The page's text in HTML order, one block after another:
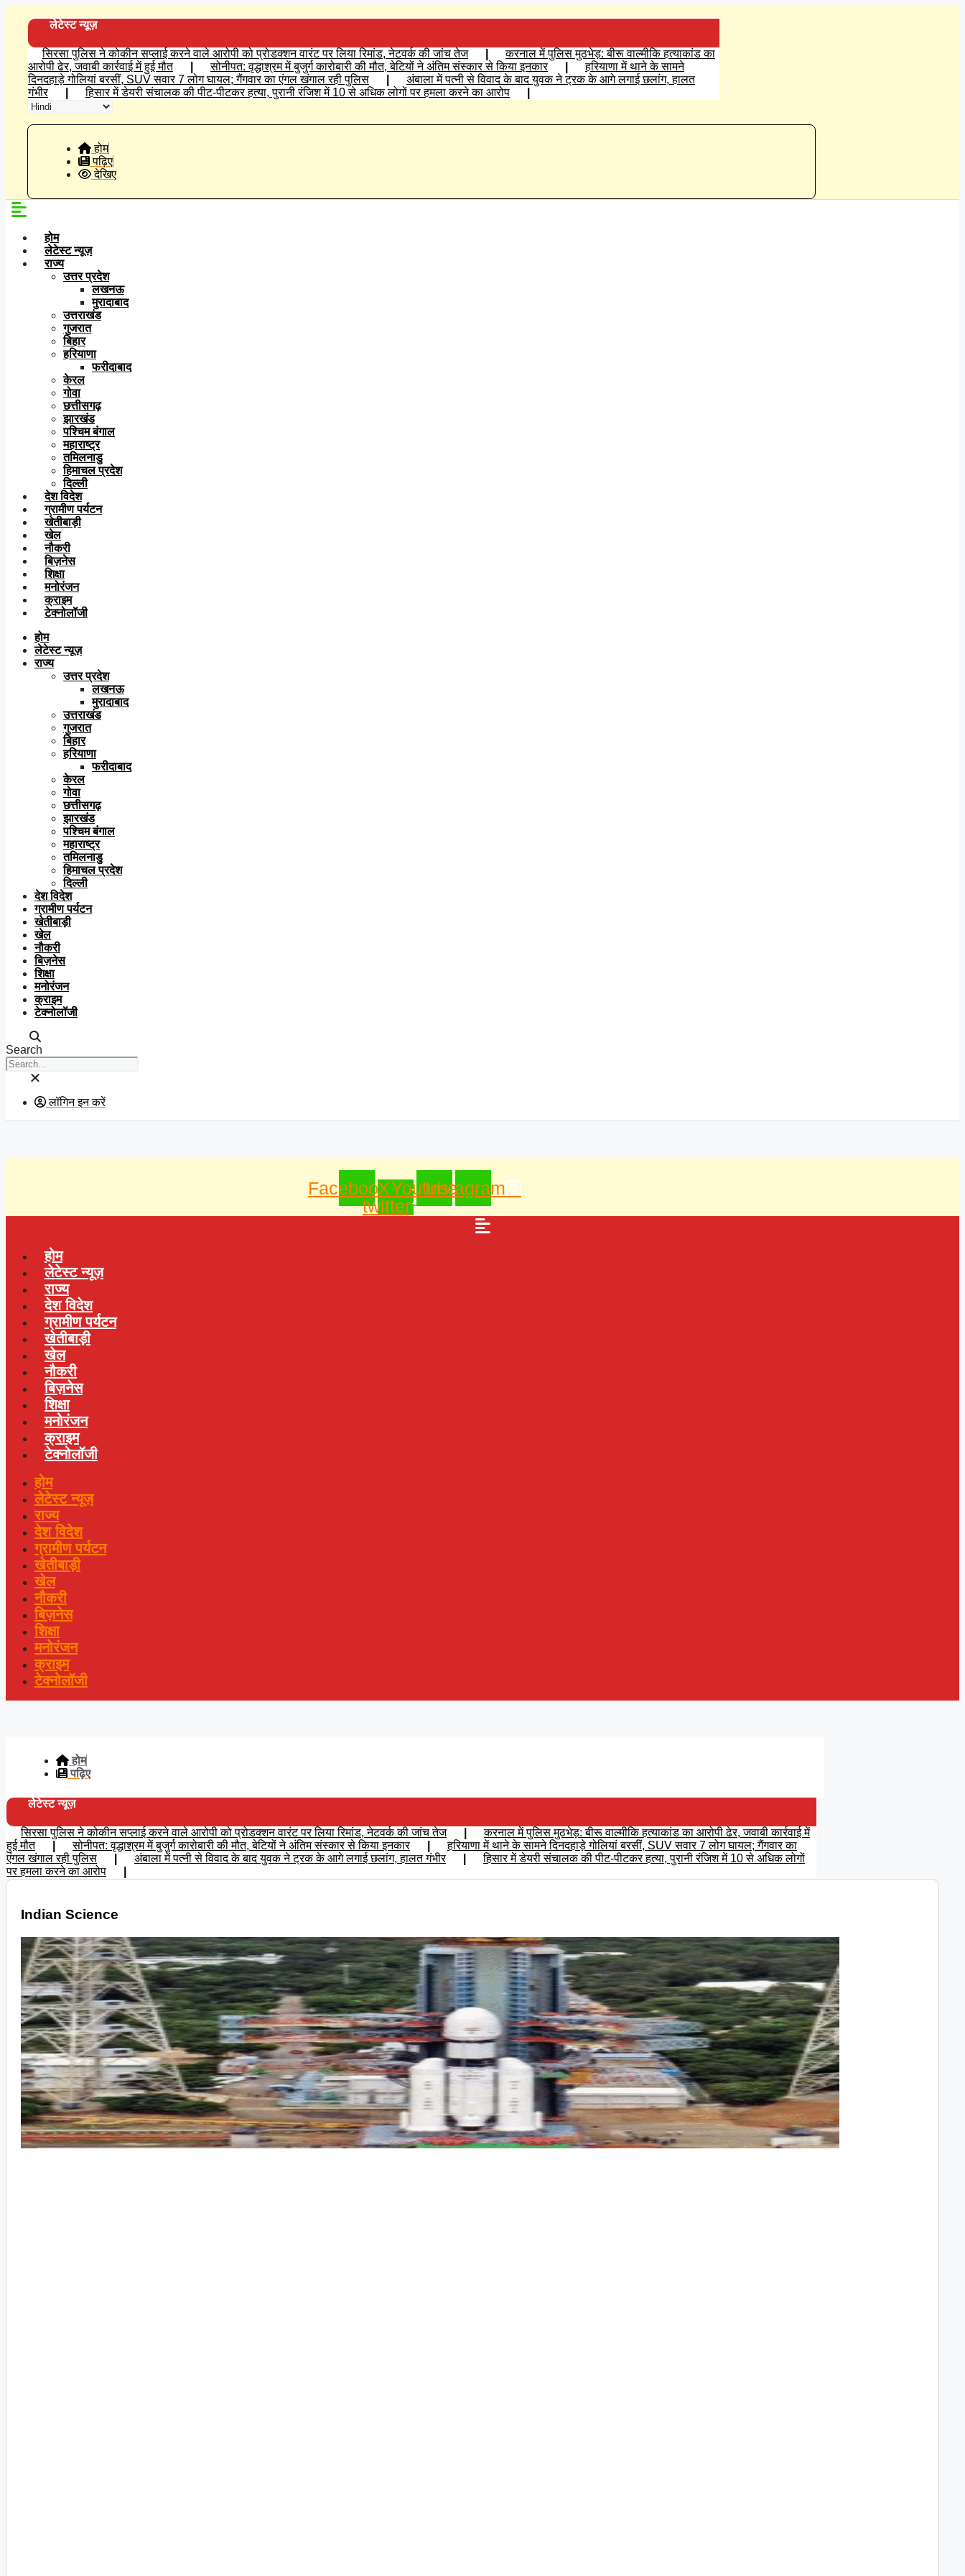
लेटेस्ट न्यूज़
सिरसा पुलिस ने कोकीन सप्लाई करने वाले आरोपी को प्रोडक्शन वारंट पर लिया रिमांड, नेटवर्क की जांच तेज
करनाल में पुलिस मुठभेड़: बीरू वाल्मीकि हत्याकांड का
आरोपी ढेर, जवाबी कार्रवाई में हुई मौत
सोनीपत: वृद्धाश्रम में बुजुर्ग कारोबारी की मौत, बेटियों ने अंतिम संस्कार से किया इनकार
हरियाणा में थाने के सामने
दिनदहाड़े गोलियां बरसीं, SUV सवार 7 लोग घायल; गैंगवार का एंगल खंगाल रही पुलिस
अंबाला में पत्नी से विवाद के बाद युवक ने ट्रक के आगे लगाई छलांग, हालत
गंभीर
हिसार में डेयरी संचालक की पीट-पीटकर हत्या, पुरानी रंजिश में 10 से अधिक लोगों पर हमला करने का आरोप
होम
पढ़िए
देखिए
होम
लेटेस्ट न्यूज़
राज्य
उत्तर प्रदेश
लखनऊ
मुरादाबाद
उत्तराखंड
गुजरात
बिहार
हरियाणा
फरीदाबाद
केरल
गोवा
छत्तीसगढ़
झारखंड
पश्चिम बंगाल
महाराष्ट्र
तमिलनाडु
हिमाचल प्रदेश
दिल्ली
देश विदेश
ग्रामीण पर्यटन
खेतीबाड़ी
खेल
नौकरी
बिज़नेस
शिक्षा
मनोरंजन
क्राइम
टेक्नोलॉजी
होम
लेटेस्ट न्यूज़
राज्य
उत्तर प्रदेश
लखनऊ
मुरादाबाद
उत्तराखंड
गुजरात
बिहार
हरियाणा
फरीदाबाद
केरल
गोवा
छत्तीसगढ़
झारखंड
पश्चिम बंगाल
महाराष्ट्र
तमिलनाडु
हिमाचल प्रदेश
दिल्ली
देश विदेश
ग्रामीण पर्यटन
खेतीबाड़ी
खेल
नौकरी
बिज़नेस
शिक्षा
मनोरंजन
क्राइम
टेक्नोलॉजी
Search
लॉगिन इन करें
FacebookX-
twitter
YoutubeInstagram
होम
लेटेस्ट न्यूज़
राज्य
देश विदेश
ग्रामीण पर्यटन
खेतीबाड़ी
खेल
नौकरी
बिज़नेस
शिक्षा
मनोरंजन
क्राइम
टेक्नोलॉजी
होम
लेटेस्ट न्यूज़
राज्य
देश विदेश
ग्रामीण पर्यटन
खेतीबाड़ी
खेल
नौकरी
बिज़नेस
शिक्षा
मनोरंजन
क्राइम
टेक्नोलॉजी
होम
पढ़िए
लेटेस्ट न्यूज़
सिरसा पुलिस ने कोकीन सप्लाई करने वाले आरोपी को प्रोडक्शन वारंट पर लिया रिमांड, नेटवर्क की जांच तेज
करनाल में पुलिस मुठभेड़: बीरू वाल्मीकि हत्याकांड का आरोपी ढेर, जवाबी कार्रवाई में
हुई मौत
सोनीपत: वृद्धाश्रम में बुजुर्ग कारोबारी की मौत, बेटियों ने अंतिम संस्कार से किया इनकार
हरियाणा में थाने के सामने दिनदहाड़े गोलियां बरसीं, SUV सवार 7 लोग घायल; गैंगवार का
एंगल खंगाल रही पुलिस
अंबाला में पत्नी से विवाद के बाद युवक ने ट्रक के आगे लगाई छलांग, हालत गंभीर
हिसार में डेयरी संचालक की पीट-पीटकर हत्या, पुरानी रंजिश में 10 से अधिक लोगों
पर हमला करने का आरोप
Indian Science